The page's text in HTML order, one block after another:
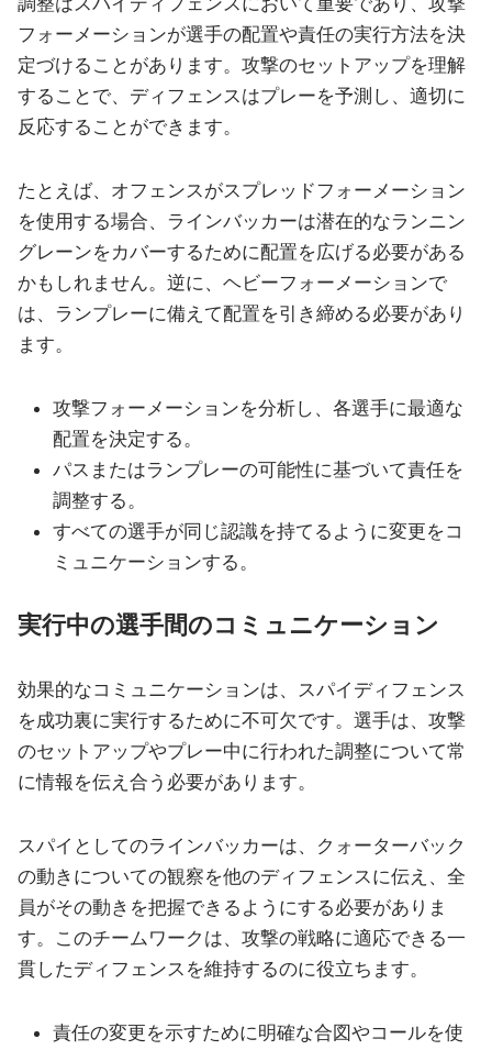
フォーメーションが選手の配置や責任の実行方法を決
定づけることがあります。攻撃のセットアップを理解
することで、ディフェンスはプレーを予測し、適切に
反応することができます。
たとえば、オフェンスがスプレッドフォーメーション
を使用する場合、ラインバッカーは潜在的なランニン
グレーンをカバーするために配置を広げる必要がある
かもしれません。逆に、ヘビーフォーメーションで
は、ランプレーに備えて配置を引き締める必要があり
ます。
攻撃フォーメーションを分析し、各選手に最適な
配置を決定する。
パスまたはランプレーの可能性に基づいて責任を
調整する。
すべての選手が同じ認識を持てるように変更をコ
ミュニケーションする。
実行中の選手間のコミュニケーション
効果的なコミュニケーションは、スパイディフェンス
を成功裏に実行するために不可欠です。選手は、攻撃
のセットアップやプレー中に行われた調整について常
に情報を伝え合う必要があります。
スパイとしてのラインバッカーは、クォーターバック
の動きについての観察を他のディフェンスに伝え、全
員がその動きを把握できるようにする必要がありま
す。このチームワークは、攻撃の戦略に適応できる一
貫したディフェンスを維持するのに役立ちます。
責任の変更を示すために明確な合図やコールを使